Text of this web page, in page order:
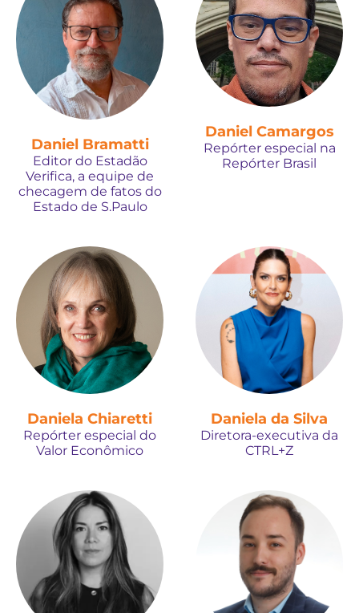
Daniel Bramatti
Editor do Estadão
Verifica, a equipe de
checagem de fatos do
Estado de S.Paulo
Daniel Camargos
Repórter especial na
Repórter Brasil
Daniela Chiaretti
Repórter especial do
Valor Econômico
Daniela da Silva
Diretora-executiva da
CTRL+Z